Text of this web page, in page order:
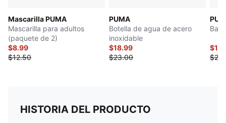
Mascarilla PUMA
Mascarilla para adultos
(paquete de 2)
$8.99
$12.50
PUMA
Botella de agua de acero
inoxidable
$18.99
$23.00
HISTORIA DEL PRODUCTO